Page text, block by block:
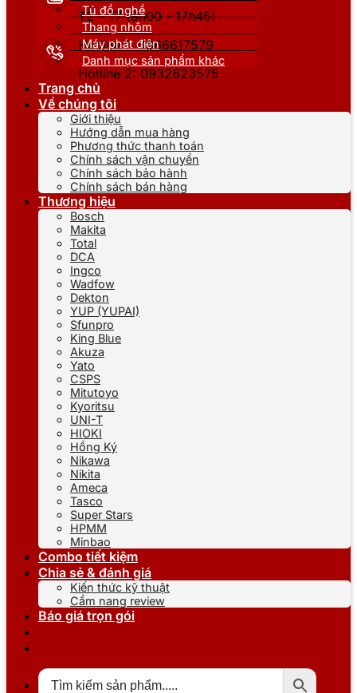
T2 - T7 (8h00 - 17h45)
Hotline 1: 0866617579
Hotline 2: 0932623575
Tủ đồ nghề
Thang nhôm
Máy phát điện
Danh mục sản phẩm khác
Trang chủ
Về chúng tôi
Giới thiệu
Hướng dẫn mua hàng
Phương thức thanh toán
Chính sách vận chuyển
Chính sách bảo hành
Chính sách bán hàng
Thương hiệu
Bosch
Makita
Total
DCA
Ingco
Wadfow
Dekton
YUP (YUPAI)
Sfunpro
King Blue
Akuza
Yato
CSPS
Mitutoyo
Kyoritsu
UNI-T
HIOKI
Hồng Ký
Nikawa
Nikita
Ameca
Tasco
Super Stars
HPMM
Minbao
Combo tiết kiệm
Chia sẻ & đánh giá
Kiến thức kỹ thuật
Cẩm nang review
Báo giá trọn gói